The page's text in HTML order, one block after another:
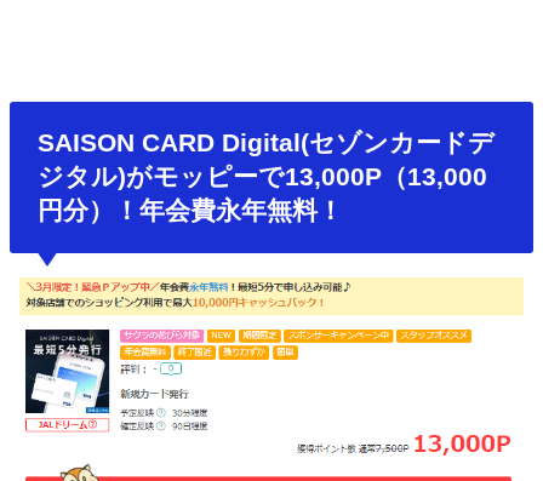
SAISON CARD Digital(セゾンカードデ
ジタル)がモッピーで13,000P（13,000
円分）！年会費永年無料！